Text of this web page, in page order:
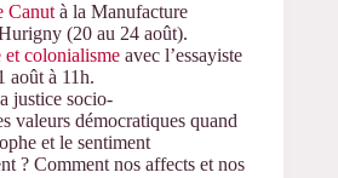
Canut à la Manufacture
(20 au 24 août).
et colonialisme avec l’essayiste
août à 11h.
justice socio-
valeurs démocratiques quand
et le sentiment
? Comment nos affects et nos